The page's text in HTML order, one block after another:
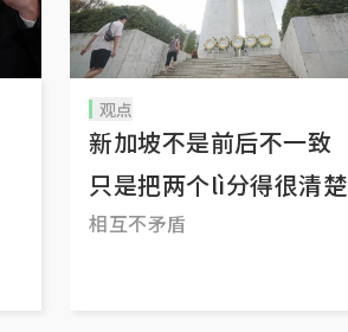
观点
新加坡不是前后不一致
只是把两个lì分得很清楚
相互不矛盾